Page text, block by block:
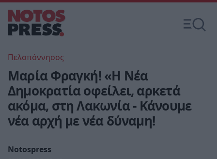
Πελοπόννησος
Μαρία Φραγκή! «Η Νέα
Δημοκρατία οφείλει, αρκετά
ακόμα, στη Λακωνία - Κάνουμε
νέα αρχή με νέα δύναμη!
Notospress